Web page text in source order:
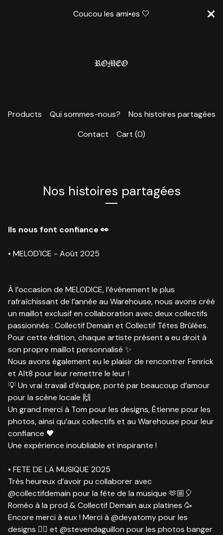
Coucou les ami•es 🤍
Products Qui sommes-nous?
Nos histoires partagées
Contact
Cart (0)
Nos histoires partagées
Ils nous font confiance 👀
• MELOD'ICE - Août 2025
À l’occasion de MELODICE, l’événement le plus
rafraîchissant de l’année au Warehouse, nous avons créé
un maillot exclusif en collaboration avec deux collectifs
passionnés : Collectif Demain et Collectif Têtes Brûlées.
Pour cette édition, chaque artiste présent a eu droit à
son propre maillot personnalisé ✨
Nous avons également eu le plaisir de rencontrer Fenrick
et Alt8 pour leur remettre le leur !
💡 Un vrai travail d’équipe, porté par beaucoup d’amour
pour la scène locale 🙌
Un grand merci à Tom pour les designs, Étienne pour les
photos, ainsi qu’aux collectifs et au Warehouse pour leur
confiance 🖤
Une expérience inoubliable et inspirante !
• FETE DE LA MUSIQUE 2025
Très heureux d’avoir pu collaborer avec
@collectifdemain pour la fête de la musique 🫶🏼🎈
Roméo à la prod & Collectif Demain aux platines 🥳
Encore merci à eux ! Merci à @deyatomy pour les
designs ✍🏼 et @stevendaguillon pour les photos banger